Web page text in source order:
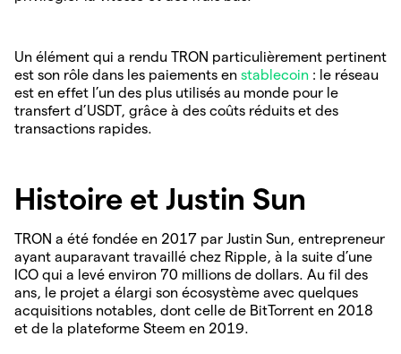
Un élément qui a rendu TRON particulièrement pertinent
est son rôle dans les paiements en stablecoin : le réseau
est en effet l’un des plus utilisés au monde pour le
transfert d’USDT, grâce à des coûts réduits et des
transactions rapides.
Histoire et Justin Sun
TRON a été fondée en 2017 par Justin Sun, entrepreneur
ayant auparavant travaillé chez Ripple, à la suite d’une
ICO qui a levé environ 70 millions de dollars. Au fil des
ans, le projet a élargi son écosystème avec quelques
acquisitions notables, dont celle de BitTorrent en 2018
et de la plateforme Steem en 2019.